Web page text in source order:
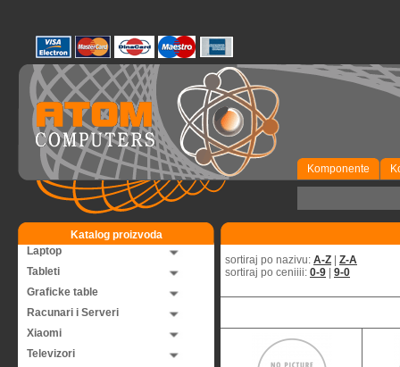
Komponente
Katalog proizvoda
Laptop
Tableti
Graficke table
Racunari i Serveri
Xiaomi
Televizori
sortiraj po nazivu: A-Z
Z-A
sortiraj po ceniiii: 0-9 9-0